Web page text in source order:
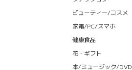
ビューティー/コスメ
家電/PC/スマホ
健康食品
花・ギフト
本/ミュージック/DVD